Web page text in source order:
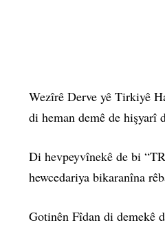
Wezîrê Derve yê Tirkiyê
di heman demê de hişyarî
Di hevpeyvînekê de bi
hewcedariya bikaranîna
Gotinên Fîdan di demekê